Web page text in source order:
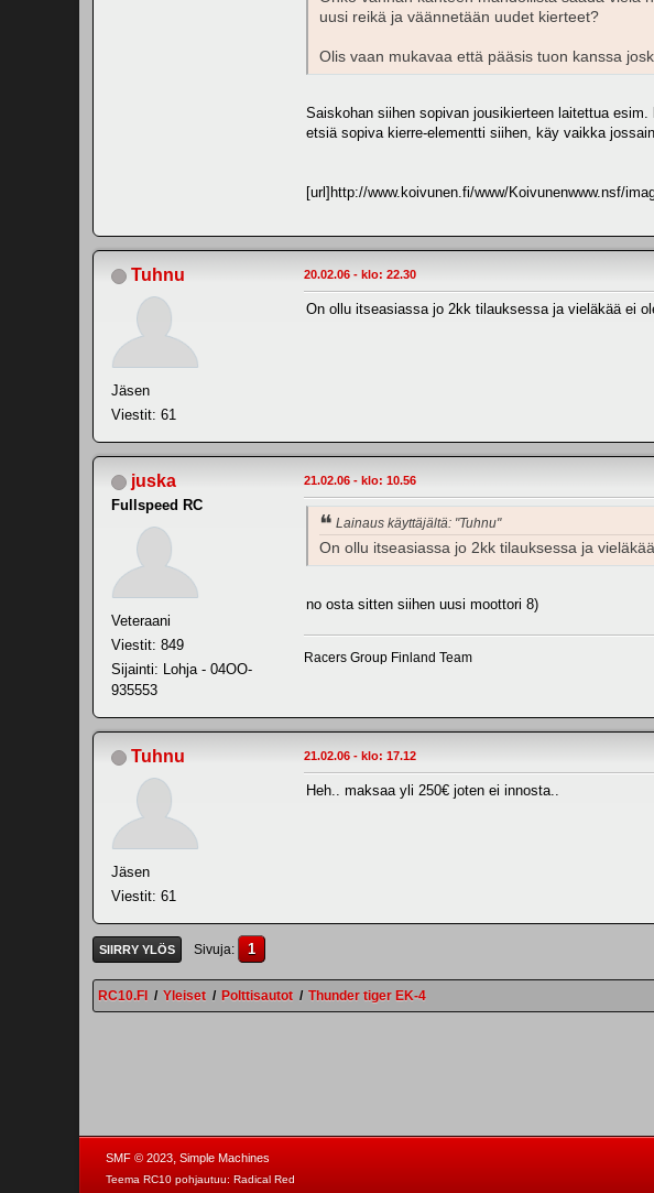
uusi reikä ja väännetään uudet kierteet?
Olis vaan mukavaa että pääsis tuon kanssa
Saiskohan siihen sopivan jousikierteen laitettua
etsiä sopiva kierre-elementti siihen, käy vaikka
[url]http://www.koivunen.fi/www/Koivunenwww.nsf/
Tuhnu
Jäsen
Viestit: 61
20.02.06 - klo: 22.30
On ollu itseasiassa jo 2kk tilauksessa ja vieläkää ei
juska
Fullspeed RC
Veteraani
Viestit: 849
Sijainti: Lohja - 04OO-
935553
21.02.06 - klo: 10.56
Lainaus käyttäjältä: "Tuhnu"
On ollu itseasiassa jo 2kk tilauksessa ja
no osta sitten siihen uusi moottori 8)
Racers Group Finland Team
Tuhnu
Jäsen
Viestit: 61
21.02.06 - klo: 17.12
Heh.. maksaa yli 250€ joten ei innosta..
SIIRRY YLÖS Sivuja 1
RC10.FI / Yleiset / Polttisautot / Thunder tiger EK-4
SMF © 2023, Simple Machines
Teema RC10 pohjautuu: Radical Red